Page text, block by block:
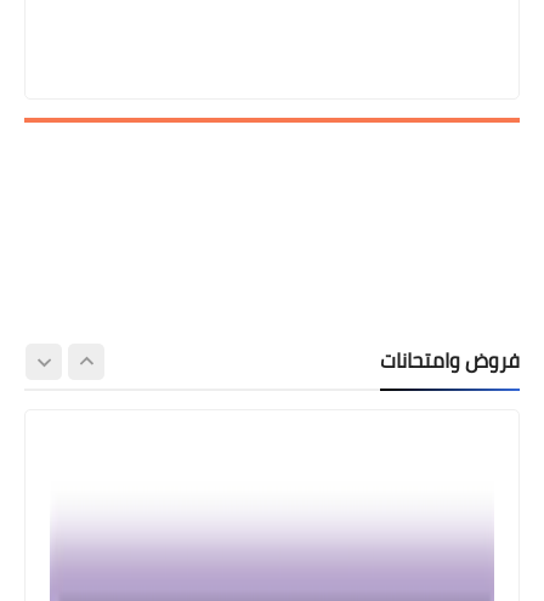
فروض وامتحانات